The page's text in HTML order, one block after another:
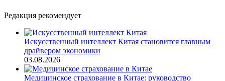
Редакция рекомендует
Искусственный интеллект Китая становится главным
драйвером экономики
03.08.2026
Медицинское страхование в Китае: руководство